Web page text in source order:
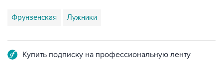
Фрунзенская Лужники
Купить подписку на профессиональную ленту